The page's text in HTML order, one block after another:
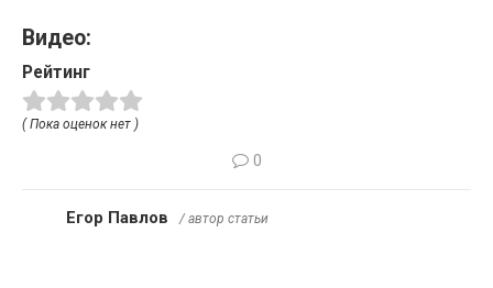
Видео:
Рейтинг
( Пока оценок нет )
0
Егор Павлов / автор статьи